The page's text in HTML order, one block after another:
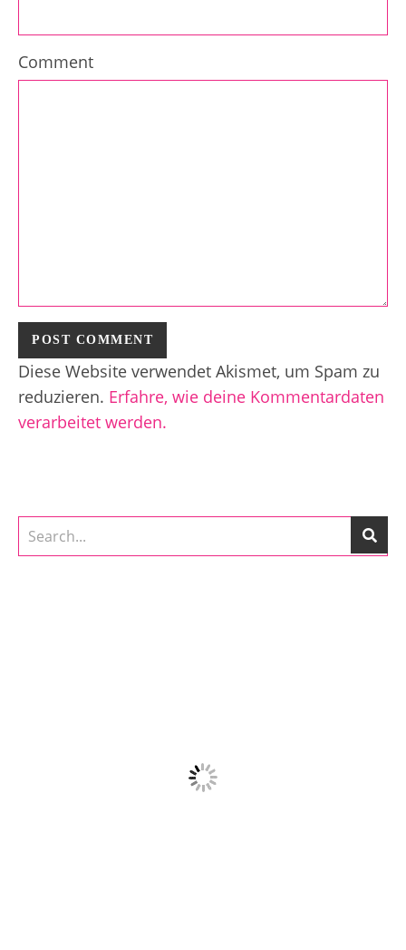
Comment
Diese Website verwendet Akismet, um Spam zu
reduzieren. Erfahre, wie deine Kommentardaten
verarbeitet werden.